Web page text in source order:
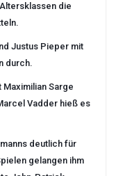
die
Justus Pieper mit
durch.
Sarge
Vadder hieß es
deutlich für
gelangen ihm